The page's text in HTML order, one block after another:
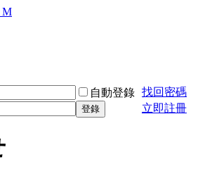
自動登錄 找回密碼
登錄 立即註冊